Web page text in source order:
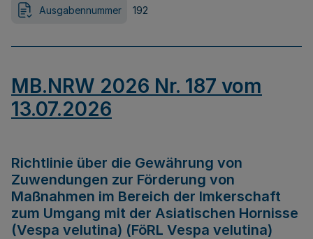
Ausgabennummer 192
MB.NRW 2026 Nr. 187 vom
13.07.2026
Richtlinie über die Gewährung von
Zuwendungen zur Förderung von
Maßnahmen im Bereich der Imkerschaft
zum Umgang mit der Asiatischen Hornisse
(Vespa velutina) (FöRL Vespa velutina)